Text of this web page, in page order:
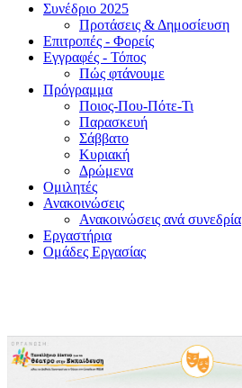
Συνέδριο 2025
Προτάσεις & Δημοσίευση
Επιτροπές - Φορείς
Εγγραφές - Τόπος
Πώς φτάνουμε
Πρόγραμμα
Ποιος-Που-Πότε-Τι
Παρασκευή
Σάββατο
Κυριακή
Δρώμενα
Ομιλητές
Ανακοινώσεις
Ανακοινώσεις ανά συνεδρία
Εργαστήρια
Ομάδες Εργασίας